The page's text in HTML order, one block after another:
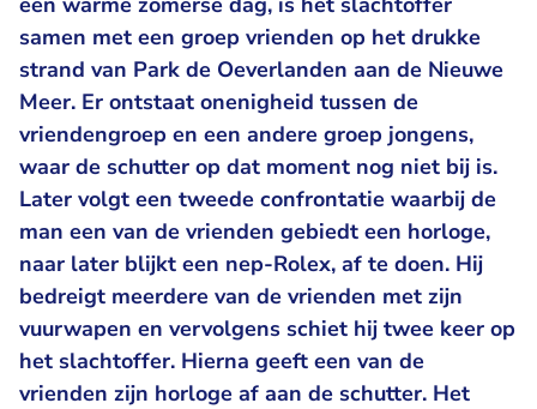
samen met een groep vrienden op het drukke
strand van Park de Oeverlanden aan de Nieuwe
Meer. Er ontstaat onenigheid tussen de
vriendengroep en een andere groep jongens,
waar de schutter op dat moment nog niet bij is.
Later volgt een tweede confrontatie waarbij de
man een van de vrienden gebiedt een horloge,
naar later blijkt een nep-Rolex, af te doen. Hij
bedreigt meerdere van de vrienden met zijn
vuurwapen en vervolgens schiet hij twee keer op
het slachtoffer. Hierna geeft een van de
vrienden zijn horloge af aan de schutter. Het